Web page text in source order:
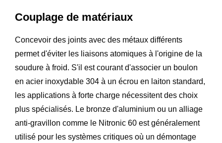
Couplage de matériaux
Concevoir des joints avec des métaux différents
permet d'éviter les liaisons atomiques à l'origine de la
soudure à froid. S'il est courant d'associer un boulon
en acier inoxydable 304 à un écrou en laiton standard,
les applications à forte charge nécessitent des choix
plus spécialisés. Le bronze d'aluminium ou un alliage
anti-gravillon comme le Nitronic 60 est généralement
utilisé pour les systèmes critiques où un démontage